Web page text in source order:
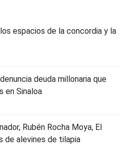
espacios de la concordia y la
deuda millonaria que
en Sinaloa
Rubén Rocha Moya, El
de alevines de tilapia